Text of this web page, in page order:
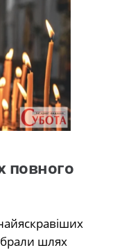
повного
шлях